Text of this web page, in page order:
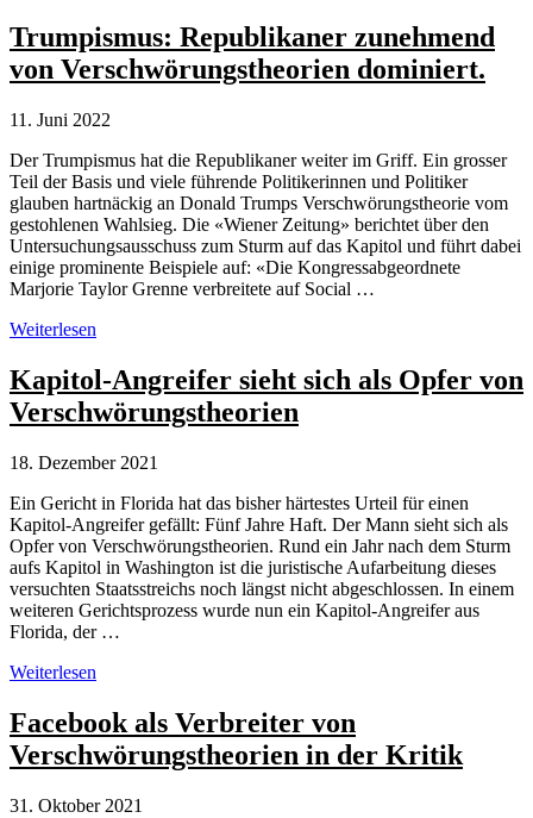
mischen
US-
Politik
Trumpismus: Republikaner zunehmend
von Verschwörungstheorien dominiert.
11. Juni 2022
Der Trumpismus hat die Republikaner weiter im Griff. Ein grosser
Teil der Basis und viele führende Politikerinnen und Politiker
glauben hartnäckig an Donald Trumps Verschwörungstheorie vom
gestohlenen Wahlsieg. Die «Wiener Zeitung» berichtet über den
Untersuchungsausschuss zum Sturm auf das Kapitol und führt dabei
einige prominente Beispiele auf: «Die Kongressabgeordnete
Marjorie Taylor Grenne verbreitete auf Social …
Trumpismus:
zunehmend
von
Verschwörungstheorien
Weiterlesen
Kapitol-Angreifer sieht sich als Opfer von
Verschwörungstheorien
18. Dezember 2021
Ein Gericht in Florida hat das bisher härtestes Urteil für einen
Kapitol-Angreifer gefällt: Fünf Jahre Haft. Der Mann sieht sich als
Opfer von Verschwörungstheorien. Rund ein Jahr nach dem Sturm
aufs Kapitol in Washington ist die juristische Aufarbeitung dieses
versuchten Staatsstreichs noch längst nicht abgeschlossen. In einem
weiteren Gerichtsprozess wurde nun ein Kapitol-Angreifer aus
Florida, der …
Kapitol-
sieht
sich
als
von
Weiterlesen
Facebook als Verbreiter von
Verschwörungstheorien in der Kritik
31. Oktober 2021